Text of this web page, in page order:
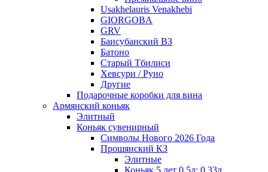
Usakhelauris Venakhebi
GIORGOBA
GRV
Баисубанский ВЗ
Батоно
Старый Тбилиси
Хевсури / Руно
Другие
Подарочные коробки для вина
Армянский коньяк
Элитный
Коньяк сувенирный
Символы Нового 2026 Года
Прошянский КЗ
Элитные
Коньяк 5 лет 0,5л; 0,33л